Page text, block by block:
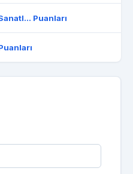
Puanları